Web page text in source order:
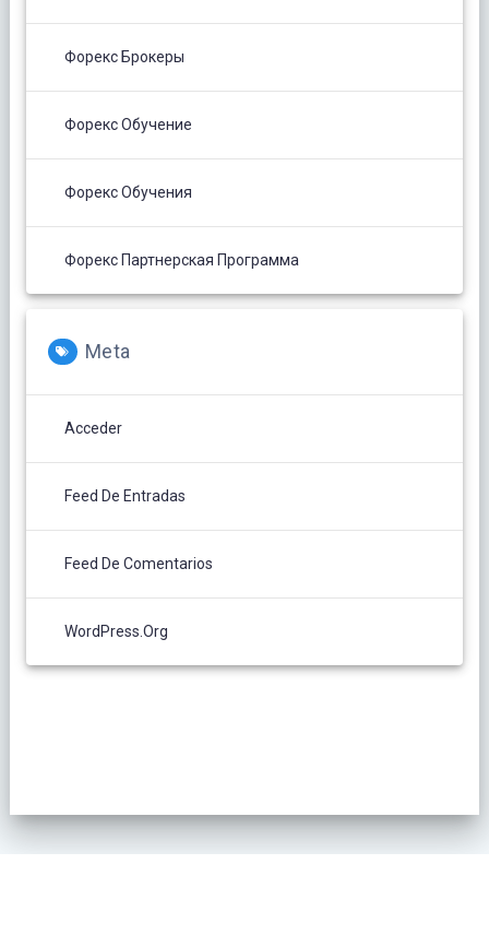
Форекс Брокеры
Форекс Обучение
Форекс Обучения
Форекс Партнерская Программа
Meta
Acceder
Feed De Entradas
Feed De Comentarios
WordPress.org